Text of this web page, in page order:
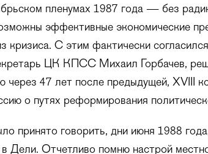
пленумах 1987 года — без
эффективные экономические
кризиса. С этим фактически
ЦК КПСС Михаил Горбачев,
через 47 лет после предыдущей, XVIII
о путях реформирования
принято говорить, дни июня 1988
Дели. Отчетливо помню настрой